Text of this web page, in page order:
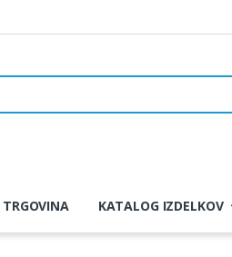
KATALOG IZDELKOV